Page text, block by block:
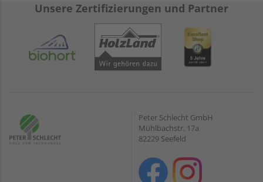
Unsere Zertifizierungen und Partner
Peter Schlecht GmbH
Mühlbachstr. 17a
82229 Seefeld